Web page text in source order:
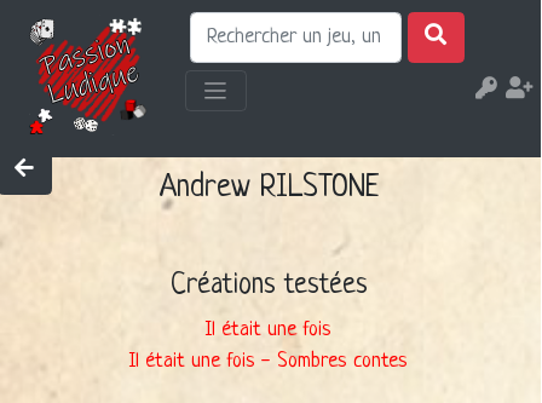
Andrew RILSTONE
Créations testées
Il était une fois
Il était une fois - Sombres contes